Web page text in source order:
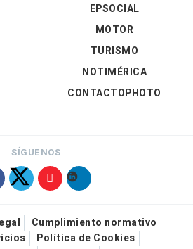
EPSOCIAL
MOTOR
TURISMO
NOTIMÉRICA
CONTACTOPHOTO
SÍGUENOS
Cumplimiento normativo
Política de Cookies